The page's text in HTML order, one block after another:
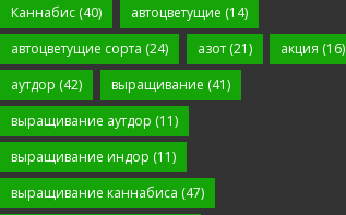
Каннабис (40) автоцветущие (14)
автоцветущие сорта (24) азот(21) акция (16)
аутдор (42) выращивание (41)
выращивание аутдор (11)
выращивание индор (11)
выращивание каннабиса (47)